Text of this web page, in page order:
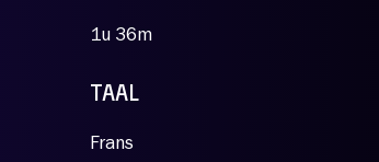
1u 36m
TAAL
Frans